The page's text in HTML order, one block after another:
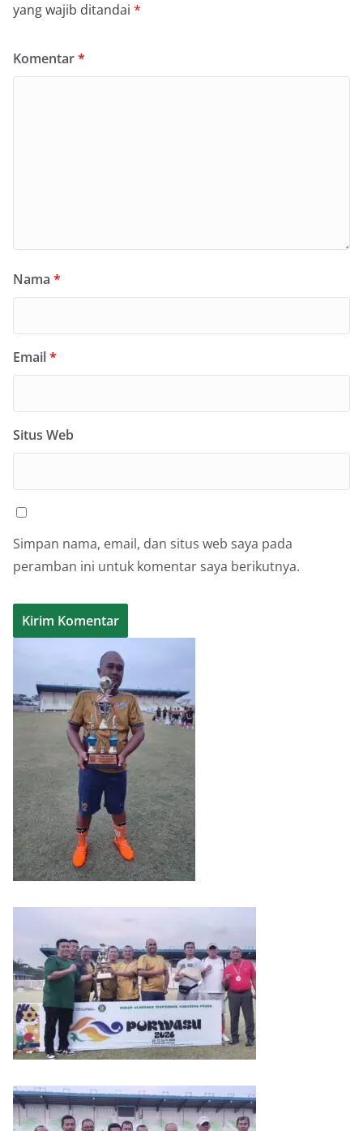
yang wajib ditandai *
Komentar*
Nama *
Email*
Situs Web
Simpan nama, email, dan situs web saya pada
peramban ini untuk komentar saya berikutnya.